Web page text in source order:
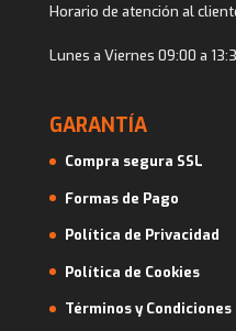
Horario de atención al
Lunes a Viernes 09:00 a
GARANTÍA
Compra segura SSL
Formas de Pago
Política de Privacidad
Política de Cookies
Términos y Condiciones